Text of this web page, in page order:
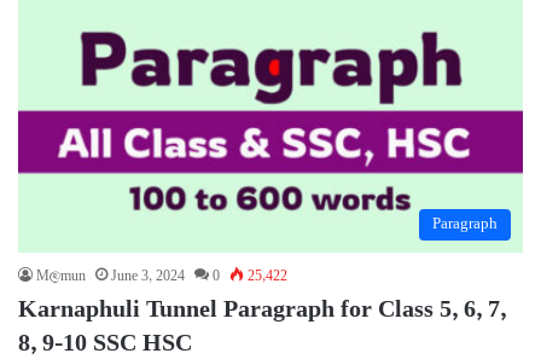
Paragraph
M@mun June 3, 2024 0 25,422
Karnaphuli Tunnel Paragraph for Class 5, 6, 7,
8, 9-10 SSC HSC